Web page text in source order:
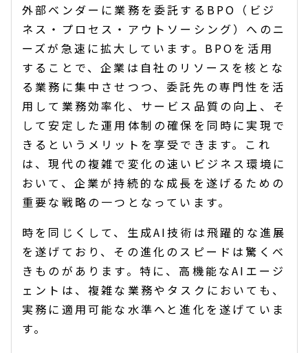
外部ベンダーに業務を委託するBPO（ビジ
ネス・プロセス・アウトソーシング）へのニ
ーズが急速に拡大しています。BPOを活用
することで、企業は自社のリソースを核とな
る業務に集中させつつ、委託先の専門性を活
用して業務効率化、サービス品質の向上、そ
して安定した運用体制の確保を同時に実現で
きるというメリットを享受できます。これ
は、現代の複雑で変化の速いビジネス環境に
おいて、企業が持続的な成長を遂げるための
重要な戦略の一つとなっています。
時を同じくして、生成AI技術は飛躍的な進展
を遂げており、その進化のスピードは驚くべ
きものがあります。特に、高機能なAIエージ
ェントは、複雑な業務やタスクにおいても、
実務に適用可能な水準へと進化を遂げていま
す。